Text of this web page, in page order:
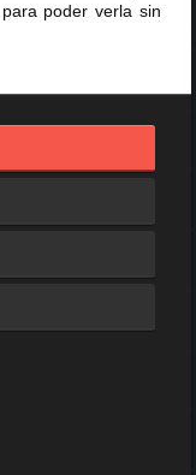
poder verla sin